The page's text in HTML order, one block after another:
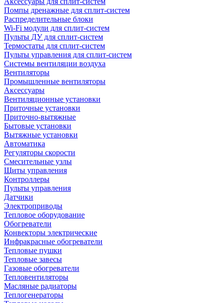
Помпы дренажные для сплит-систем
Распределительные блоки
Wi-Fi модули для сплит-систем
Пульты ДУ для сплит-систем
Термостаты для сплит-систем
Пульты управления для сплит-систем
Системы вентиляции воздуха
Вентиляторы
Промышленные вентиляторы
Аксессуары
Вентиляционные установки
Приточные установки
Приточно-вытяжные
Бытовые установки
Вытяжные установки
Автоматика
Регуляторы скорости
Смесительные узлы
Щиты управления
Контроллеры
Пульты управления
Датчики
Электроприводы
Тепловое оборудование
Обогреватели
Конвекторы электрические
Инфракрасные обогреватели
Тепловые пушки
Тепловые завесы
Газовые обогреватели
Тепловентиляторы
Масляные радиаторы
Теплогенераторы